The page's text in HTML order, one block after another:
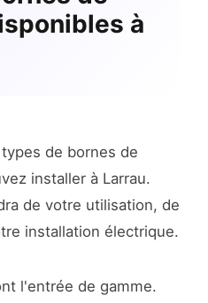
à
de bornes de
installer à Larrau.
de votre utilisation, de
installation électrique.
l'entrée de gamme.